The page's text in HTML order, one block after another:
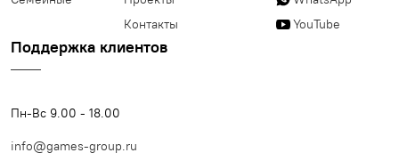
Контакты
YouTube
Поддержка клиентов
Пн-Вс 9.00 - 18.00
info@games-group.ru